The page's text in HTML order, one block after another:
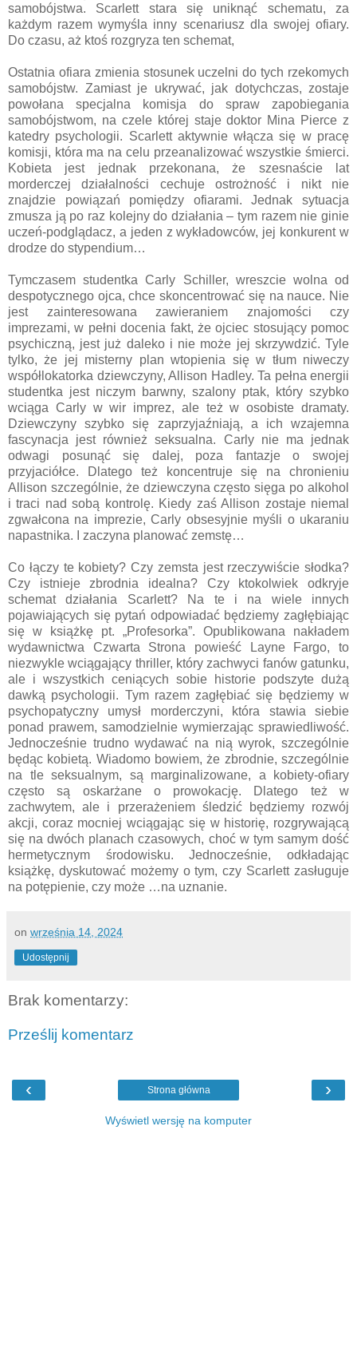
samobójstwa. Scarlett stara się uniknąć schematu, za
każdym razem wymyśla inny scenariusz dla swojej ofiary.
Do czasu, aż ktoś rozgryza ten schemat,
Ostatnia ofiara zmienia stosunek uczelni do tych rzekomych
samobójstw. Zamiast je ukrywać, jak dotychczas, zostaje
powołana specjalna komisja do spraw zapobiegania
samobójstwom, na czele której staje doktor Mina Pierce z
katedry psychologii. Scarlett aktywnie włącza się w pracę
komisji, która ma na celu przeanalizować wszystkie śmierci.
Kobieta jest jednak przekonana, że szesnaście lat
morderczej działalności cechuje ostrożność i nikt nie
znajdzie powiązań pomiędzy ofiarami. Jednak sytuacja
zmusza ją po raz kolejny do działania – tym razem nie ginie
uczeń-podglądacz, a jeden z wykładowców, jej konkurent w
drodze do stypendium…
Tymczasem studentka Carly Schiller, wreszcie wolna od
despotycznego ojca, chce skoncentrować się na nauce. Nie
jest zainteresowana zawieraniem znajomości czy
imprezami, w pełni docenia fakt, że ojciec stosujący pomoc
psychiczną, jest już daleko i nie może jej skrzywdzić. Tyle
tylko, że jej misterny plan wtopienia się w tłum niweczy
współlokatorka dziewczyny, Allison Hadley. Ta pełna energii
studentka jest niczym barwny, szalony ptak, który szybko
wciąga Carly w wir imprez, ale też w osobiste dramaty.
Dziewczyny szybko się zaprzyjaźniają, a ich wzajemna
fascynacja jest również seksualna. Carly nie ma jednak
odwagi posunąć się dalej, poza fantazje o swojej
przyjaciółce. Dlatego też koncentruje się na chronieniu
Allison szczególnie, że dziewczyna często sięga po alkohol
i traci nad sobą kontrolę. Kiedy zaś Allison zostaje niemal
zgwałcona na imprezie, Carly obsesyjnie myśli o ukaraniu
napastnika. I zaczyna planować zemstę…
Co łączy te kobiety? Czy zemsta jest rzeczywiście słodka?
Czy istnieje zbrodnia idealna? Czy ktokolwiek odkryje
schemat działania Scarlett? Na te i na wiele innych
pojawiających się pytań odpowiadać będziemy zagłębiając
się w książkę pt. „Profesorka”. Opublikowana nakładem
wydawnictwa Czwarta Strona powieść Layne Fargo, to
niezwykle wciągający thriller, który zachwyci fanów gatunku,
ale i wszystkich ceniących sobie historie podszyte dużą
dawką psychologii. Tym razem zagłębiać się będziemy w
psychopatyczny umysł morderczyni, która stawia siebie
ponad prawem, samodzielnie wymierzając sprawiedliwość.
Jednocześnie trudno wydawać na nią wyrok, szczególnie
będąc kobietą. Wiadomo bowiem, że zbrodnie, szczególnie
na tle seksualnym, są marginalizowane, a kobiety-ofiary
często są oskarżane o prowokację. Dlatego też w
zachwytem, ale i przerażeniem śledzić będziemy rozwój
akcji, coraz mocniej wciągając się w historię, rozgrywającą
się na dwóch planach czasowych, choć w tym samym dość
hermetycznym środowisku. Jednocześnie, odkładając
książkę, dyskutować możemy o tym, czy Scarlett zasługuje
na potępienie, czy może …na uznanie.
on września 14, 2024
Udostępnij
Brak komentarzy:
Prześlij komentarz
‹ ›
Strona główna
Wyświetl wersję na komputer